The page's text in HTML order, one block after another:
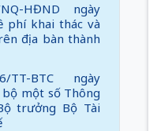
HĐND ngày
phí khai thác và
địa bàn thành
BTC ngày
một số Thông
trưởng Bộ Tài